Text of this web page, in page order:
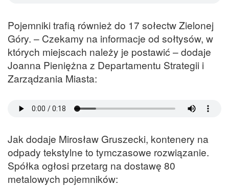
Pojemniki trafią również do 17 sołectw Zielonej
Góry. – Czekamy na informacje od sołtysów, w
których miejscach należy je postawić – dodaje
Joanna Pieniężna z Departamentu Strategii i
Zarządzania Miasta:
Jak dodaje Mirosław Gruszecki, kontenery na
odpady tekstylne to tymczasowe rozwiązanie.
Spółka ogłosi przetarg na dostawę 80
metalowych pojemników: